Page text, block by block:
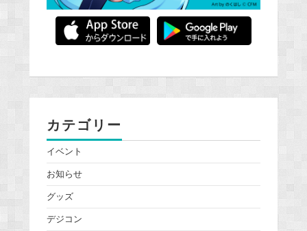
カテゴリー
イベント
お知らせ
グッズ
デジコン